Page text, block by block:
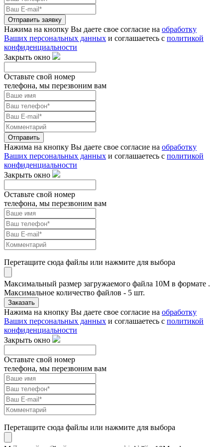
Отправить заявку
Нажима на кнопку Вы даете свое согласие на обработку
Ваших персональных данных и соглашаетесь с политикой
конфиденциальности
Закрыть окно
Оставьте свой номер
телефона, мы перезвоним вам
Отправить
Нажима на кнопку Вы даете свое согласие на обработку
Ваших персональных данных и соглашаетесь с политикой
конфиденциальности
Закрыть окно
Оставьте свой номер
телефона, мы перезвоним вам
Перетащите сюда файлы или нажмите для выбора
Максимальный размер загружаемого файла 10M в формате .
Максимальное количество файлов - 5 шт.
Заказать
Нажима на кнопку Вы даете свое согласие на обработку
Ваших персональных данных и соглашаетесь с политикой
конфиденциальности
Закрыть окно
Оставьте свой номер
телефона, мы перезвоним вам
Перетащите сюда файлы или нажмите для выбора